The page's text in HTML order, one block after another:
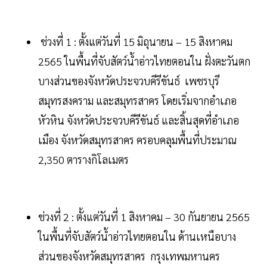
ช่วงที่ 1 : ตั้งแต่วันที่ 15 มิถุนายน – 15 สิงหาคม
2565 ในพื้นที่จับสัตว์น้ำอ่าวไทยตอนใน ฝั่งตะวันตก
บางส่วนของจังหวัดประจวบคีรีขันธ์ เพชรบุรี
สมุทรสงคราม และสมุทรสาคร โดยเริ่มจากอำเภอ
หัวหิน จังหวัดประจวบคีรีขันธ์ และสิ้นสุดที่อำเภอ
เมือง จังหวัดสมุทรสาคร ครอบคลุมพื้นที่ประมาณ
2,350 ตารางกิโลเมตร
ช่วงที่ 2 : ตั้งแต่วันที่ 1 สิงหาคม – 30 กันยายน 2565
ในพื้นที่จับสัตว์น้ำอ่าวไทยตอนใน ด้านเหนือบาง
ส่วนของจังหวัดสมุทรสาคร กรุงเทพมหานคร